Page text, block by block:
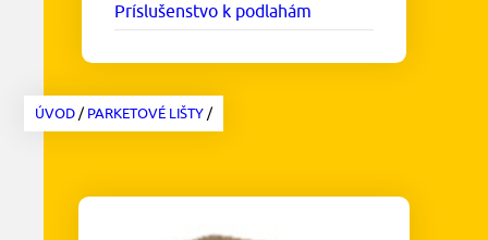
Príslušenstvo k podlahám
ÚVOD/PARKETOVÉ LIŠTY/